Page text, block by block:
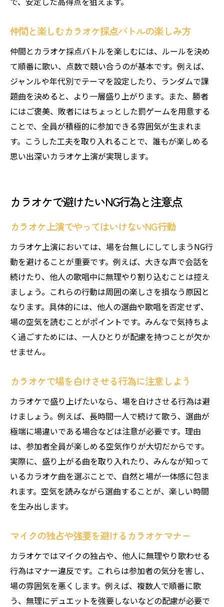
仲間と楽しむカラオケ採点バトルの楽しみ方
仲間とカラオケ採点バトルを楽しむには、ルールを決め
て順番に歌い、点数で競い合うのが基本です。例えば、
ジャンルや年代別でテーマを設定したり、ランダムで課
題曲を決めると、より一層盛り上がります。また、勝者
にはご褒美、敗者にはちょっとした罰ゲームを用意する
ことで、全員が積極的に参加できる雰囲気が生まれま
す。こうした工夫を取り入れることで、誰もが楽しめる
思い出深いカラオケ上演が実現します。
カラオケで避けたいNG行為と注意点
カラオケ上演でやってはいけないNG行動
カラオケ上演においては、場を台無しにしてしまうNG行
動を避けることが重要です。例えば、大きな声で会話を
続けたり、他人の歌唱中に無理やり割り込むことは控え
ましょう。これらの行動は周囲の楽しさを損なう原因と
なります。具体的には、他人の選曲や歌唱を否定せず、
場の空気を読むことがポイントです。みんなで気持ちよ
く過ごすためには、一人ひとりが配慮を持つことが欠か
せません。
カラオケで場を白けさせる行為に注意しよう
カラオケで盛り上げたいなら、場を白けさせる行為は避
けましょう。例えば、長時間一人で続けて歌う、選曲が
極端に場違いである場合などは注意が必要です。理由
は、参加者全員が楽しめる空気作りが大切だからです。
実際に、盛り上がる曲を取り入れたり、みんなが知って
いるカラオケ曲を選ぶことで、自然と場が一体感に包ま
れます。空気を読みながら選曲することが、楽しい時間
を生み出します。
マイクの独占や強要を避けるカラオケマナー
カラオケではマイクの独占や、他人に無理やり歌わせる
行為はマナー違反です。これらは参加者の気分を害し、
場の雰囲気を悪くします。例えば、複数人で順番に歌
う、無理にデュエットを強要しないなどの配慮が必要で